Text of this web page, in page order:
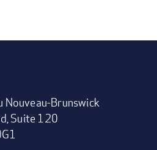
Nouveau-Brunswick
Suite 120